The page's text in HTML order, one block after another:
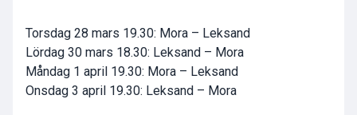
Torsdag 28 mars 19.30: Mora – Leksand
Lördag 30 mars 18.30: Leksand – Mora
Måndag 1 april 19.30: Mora – Leksand
Onsdag 3 april 19.30: Leksand – Mora